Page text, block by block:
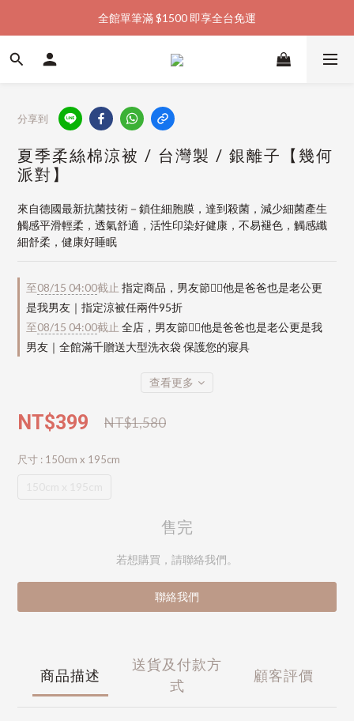
加入會員購物金  馬上領  馬上折
全館單筆滿 $1500 即享全台免運
加入會員購物金  馬上領  馬上折
分享到
夏季柔絲棉涼被 / 台灣製 / 銀離子【幾何
派對】
來自德國最新抗菌技術－鎖住細胞膜，達到殺菌，減少細菌產生
觸感平滑輕柔，透氣舒適，活性印染好健康，不易褪色，觸感纖
細舒柔，健康好睡眠
至08/15 04:00截止 指定商品，男友節👱‍♂️他是爸爸也是老公更
是我男友｜指定涼被任兩件95折
至08/15 04:00截止 全店，男友節👱‍♂️他是爸爸也是老公更是我
男友｜全館滿千贈送大型洗衣袋 保護您的寢具
查看更多
NT$399 NT$1,580
尺寸 : 150cm x 195cm
售完
若想購買，請聯絡我們。
聯絡我們
商品描述
送貨及付款方
式
顧客評價